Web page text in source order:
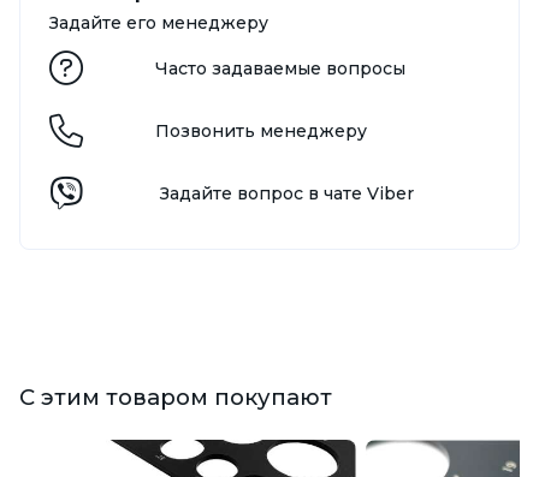
Задайте его менеджеру
Часто задаваемые вопросы
Позвонить менеджеру
Задайте вопрос в чате Viber
С этим товаром покупают